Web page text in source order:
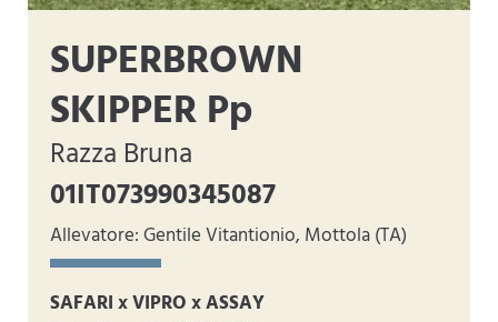
SUPERBROWN
SKIPPER Pp
Razza Bruna
01IT073990345087
Allevatore: Gentile Vitantionio, Mottola (TA)
SAFARI x VIPRO x ASSAY